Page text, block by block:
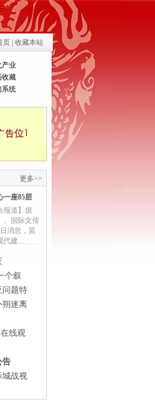
页 收藏本站
产业
收藏
系统
更多>>
一座85层
报道】据
、国际文传
消息，莫
代建…
个叙
问题特
朔迷离
线观
告
城战视